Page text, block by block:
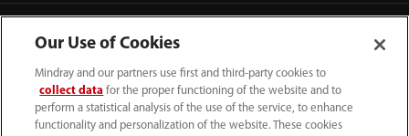
媒体中心
人才招聘
Our Use of Cookies
Mindray and our partners use first and third-party cookies to
collect data for the proper functioning of the website and to
perform a statistical analysis of the use of the service, to enhance
functionality and personalization of the website. These cookies